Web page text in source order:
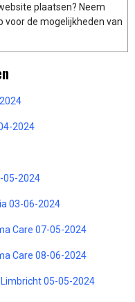
plaatsen? Neem
voor de mogelijkheden van
2024
05-2024
03-06-2024
Care 07-05-2024
Care 08-06-2024
05-05-2024